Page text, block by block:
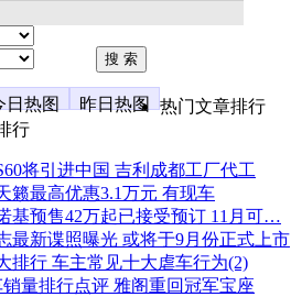
日热图
昨日热图
热门文章排行
行
将引进中国 吉利成都工厂代工
籁最高优惠3.1万元 有现车
基预售42万起已接受预订 11月可…
最新谍照曝光 或将于9月份正式上市
排行 车主常见十大虐车行为(2)
量排行点评 雅阁重回冠军宝座